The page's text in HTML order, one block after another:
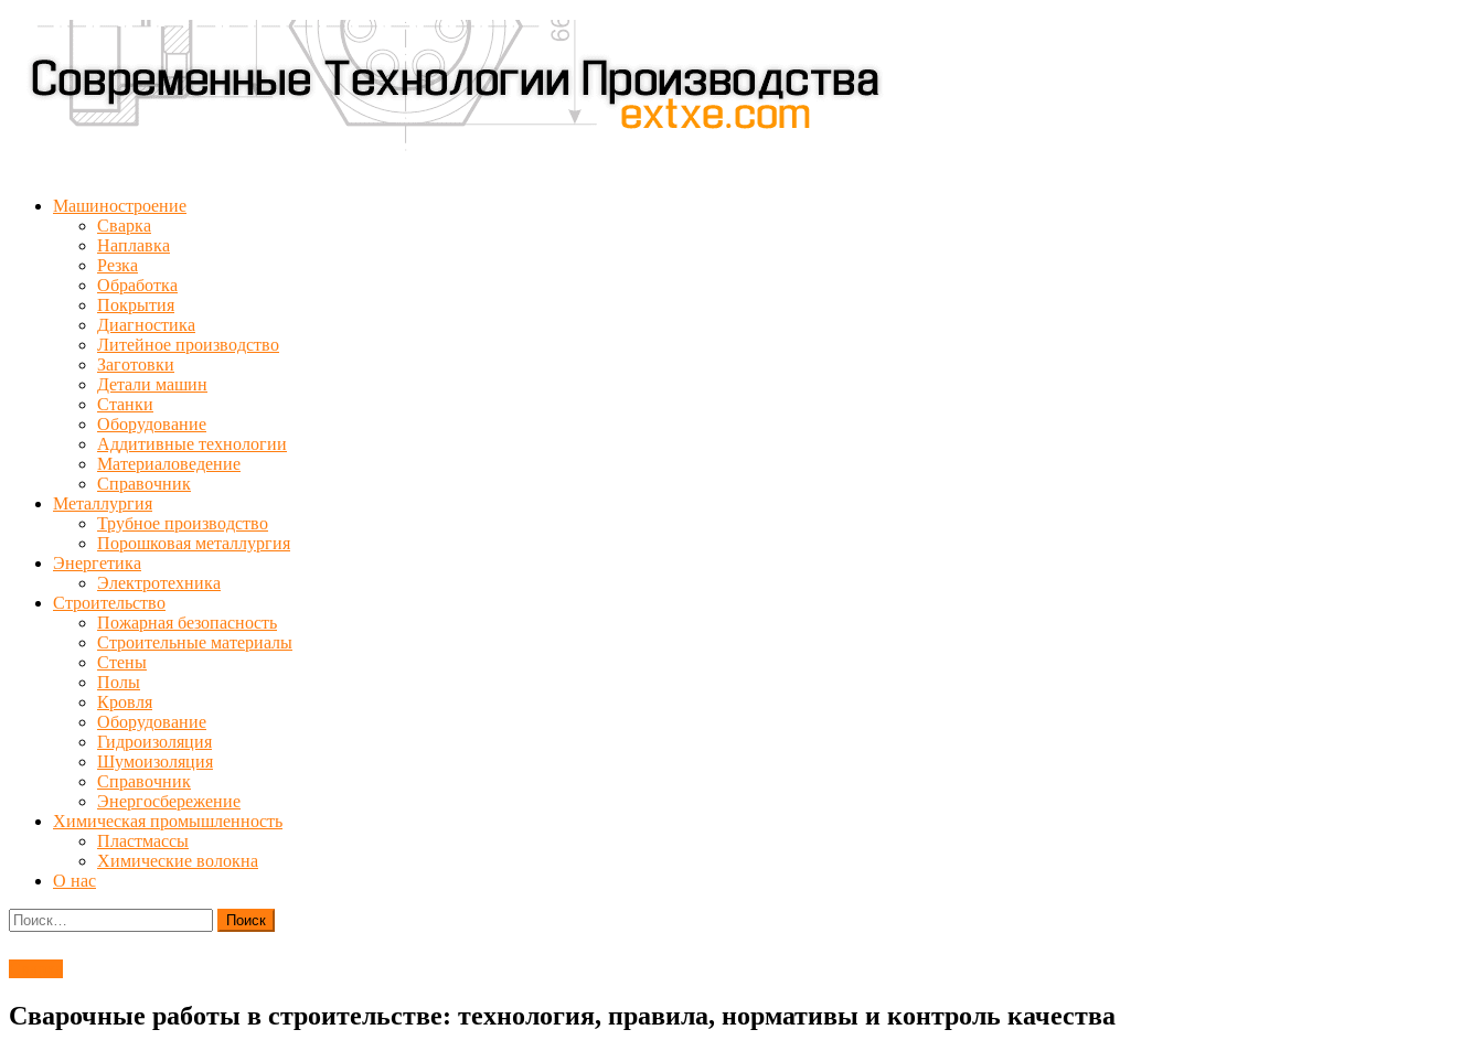
Машиностроение
Сварка
Наплавка
Резка
Обработка
Покрытия
Диагностика
Литейное производство
Заготовки
Детали машин
Станки
Оборудование
Аддитивные технологии
Материаловедение
Справочник
Металлургия
Трубное производство
Порошковая металлургия
Энергетика
Электротехника
Строительство
Пожарная безопасность
Строительные материалы
Стены
Полы
Кровля
Оборудование
Гидроизоляция
Шумоизоляция
Справочник
Энергосбережение
Химическая промышленность
Пластмассы
Химические волокна
О нас
Найти:
Сварочные работы в строительстве: технология, правила, нормативы и контроль качества